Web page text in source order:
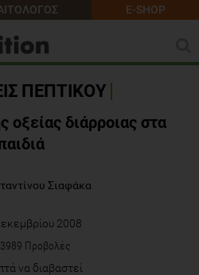
E-SHOP
ΠΕΠΤΙΚΟΥ
οξείας διάρροιας στα
Σιαφάκα
2008
Προβολές
να διαβαστεί